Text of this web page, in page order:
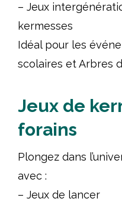
– Jeux
kermesses
Idéal pour les
scolaires et Arbres
Jeux de
forains
Plongez dans
avec :
– Jeux de lancer